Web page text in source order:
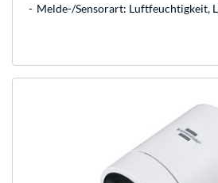
Melde-/Sensorart: Luftfeuchtigkeit,